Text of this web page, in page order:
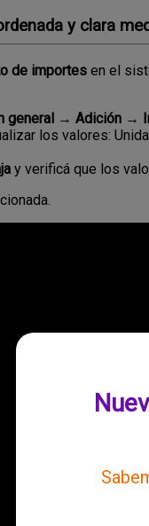
y clara
de importes en el
general → Adición →
los valores:
y verificá que los